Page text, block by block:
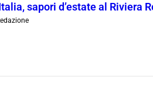
sapori d’estate al Riviera